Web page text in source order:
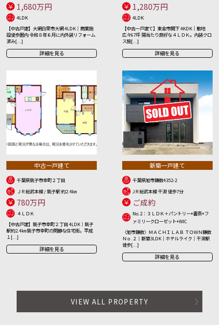
1,680万円
4LDK
【中古戸建】大網白里市大網 4LDK｜商業施
設徒歩圏内 令和８年６月に内外装リフォーム
済み[...]
詳細を見る
1,280万円
4LDK
【中古一戸建て】東金市関下 4KDK｜敷地
広々67坪 陽当たり良好な４ＬＤＫ。内装クロ
ス施[...]
詳細を見る
中古一戸建て
千葉県銚子市幸町２丁目
ＪＲ総武本線 / 銚子駅 約2.4㎞
780万円
４ＬＤＫ
【中古戸建】銚子市幸町２丁目 4LDK｜銚子
駅約2.4㎞ 銚子市幸町の閑静な住宅街。平成
１[...]
詳細を見る
新築一戸建て
千葉県旭市鎌数4352-2
JＲ総武本線 干潟 徒歩7分
ご成約
No.2：３ＬＤＫ＋パントリー+書斎+フ
ァミリークローゼット+WIC
〈旭市鎌数〉ＭＡＣＨＩＬＡＢ ＴＯＷＮ鎌数
Ｎｏ.２｜新築3LDK｜ホテルライク｜干潟駅
徒歩[...]
詳細を見る
VIEW ALL PROPERTY